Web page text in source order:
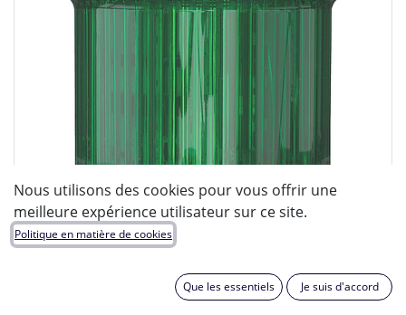
Eaton
Nous utilisons des cookies pour vous offrir une
meilleure expérience utilisateur sur ce site.
Politique en matière de cookies
Que les essentiels Je suis d'accord